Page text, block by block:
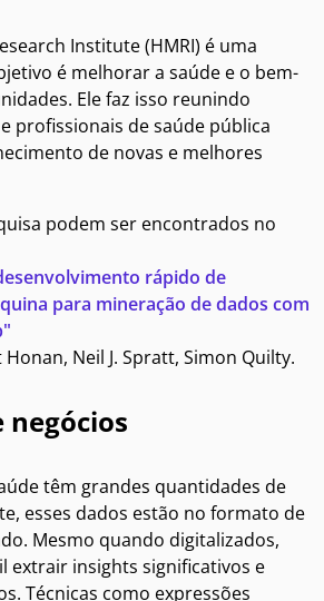
Institute (HMRI) é uma
é melhorar a saúde e o bem-
Ele faz isso reunindo
profissionais de saúde pública
de novas e melhores
podem ser encontrados no
rápido de
para mineração de dados com
Honan, Neil J. Spratt, Simon Quilty.
negócios
têm grandes quantidades de
esses dados estão no formato de
Mesmo quando digitalizados,
extrair insights significativos e
Técnicas como expressões